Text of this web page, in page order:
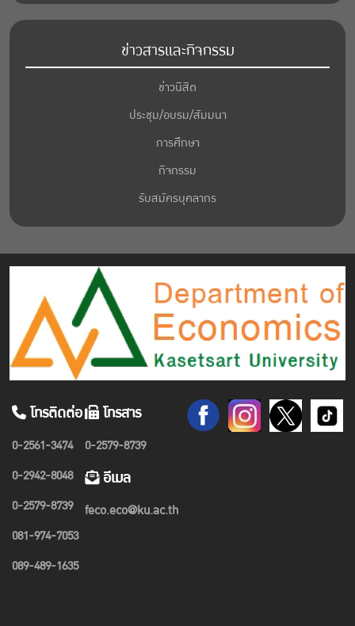
ข่าวสารและกิจกรรม
ข่าวนิสิต
ประชุม/อบรม/สัมมนา
การศึกษา
กิจกรรม
รับสมัครบุคลากร
โทรติดต่อ
0-2561-3474
0-2942-8048
0-2579-8739
081-974-7053
089-489-1635
โทรสาร
0-2579-8739
อีเมล
feco.eco@ku.ac.th